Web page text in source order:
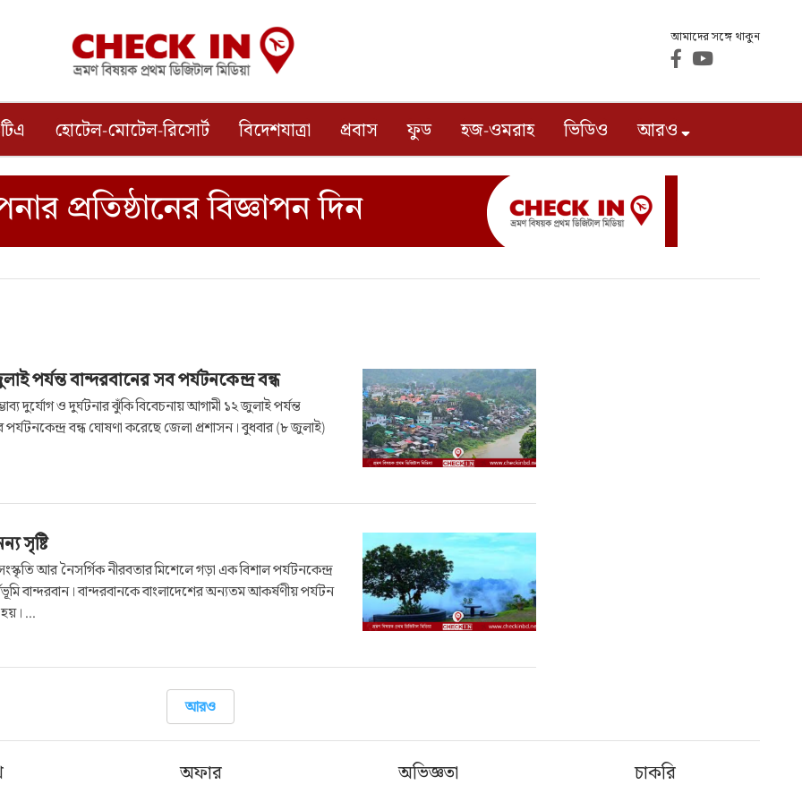
আমাদের সঙ্গে থাকুন
হোটেল-মোটেল-রিসোর্ট বিদেশযাত্রা প্রবাস ফুড হজ-ওমরাহ ভিডিও আরও
পর্যন্ত বান্দরবানের সব পর্যটনকেন্দ্র বন্ধ
দুর্যোগ ও দুর্ঘটনার ঝুঁকি বিবেচনায় আগামী ১২ জুলাই পর্যন্ত
পর্যটনকেন্দ্র বন্ধ ঘোষণা করেছে জেলা প্রশাসন। বুধবার (৮ জুলাই)
সৃষ্টি
আর নৈসর্গিক নীরবতার মিশেলে গড়া এক বিশাল পর্যটনকেন্দ্র
বান্দরবান। বান্দরবানকে বাংলাদেশের অন্যতম আকর্ষণীয় পর্যটন
...
আরও
অফার অভিজ্ঞতা চাকরি